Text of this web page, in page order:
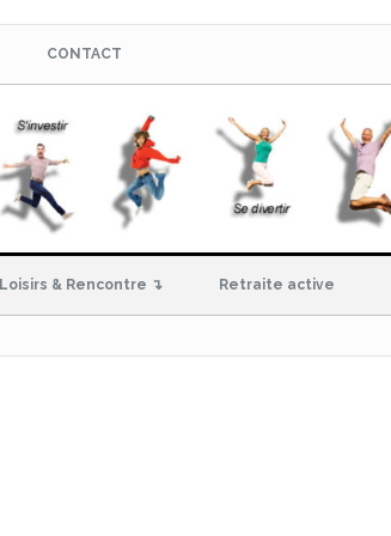
CONTACT
Loisirs & Rencontre ↴ Retraite active